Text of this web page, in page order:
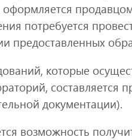
потребуется
предоставленных
которые
составляется
документации).
возможность